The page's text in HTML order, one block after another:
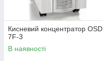
Кисневий концентратор OSD
7F-3
В наявності